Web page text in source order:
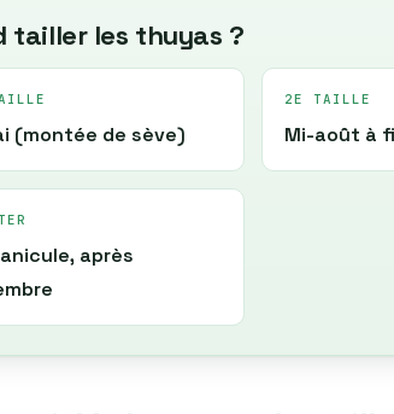
tailler les thuyas ?
(montée de sève)
2E TAILLE
Mi-août à
après